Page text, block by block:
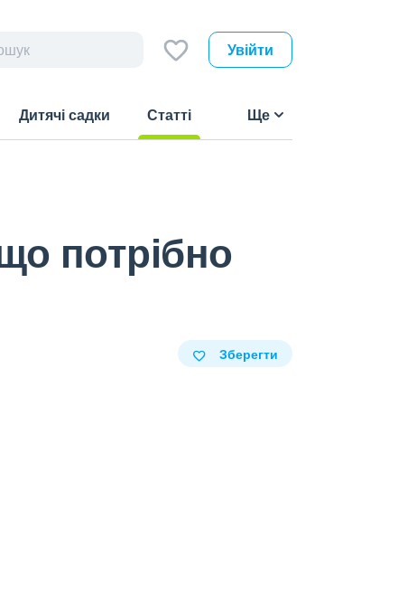
Увійти
Дитячі садки
Статті
Ще
потрібно
Зберегти